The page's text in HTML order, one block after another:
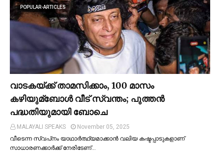
POPULAR-ARTICLES
വാടകയ്ക്ക് താമസിക്കാം, 100 മാസം
കഴിയുമ്ബോള്‍ വീട് സ്വന്തം; പുത്തന്‍
പദ്ധതിയുമായി ബോചെ
MALAYALI SPEAKS
November 05, 2025
വീടെന്ന സ്വപ്‌നം യാഥാര്‍ത്ഥ്യമാക്കാന്‍ വലിയ കഷ്ടപ്പാടുകളാണ്
സാധാരണക്കാര്‍ക്ക് നേരിടേണ്…